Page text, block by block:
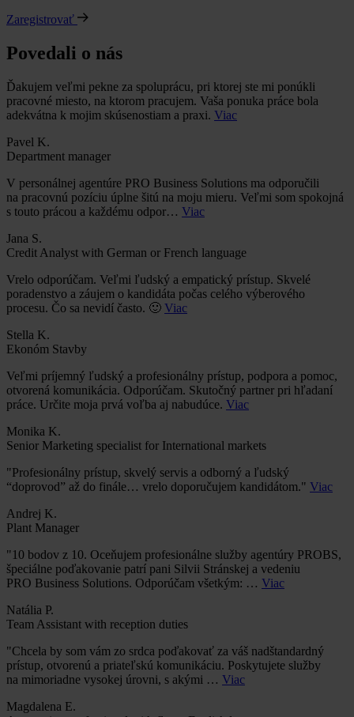
Zaregistrovať
Povedali o nás
Ďakujem veľmi pekne za spoluprácu, pri ktorej ste mi ponúkli
pracovné miesto, na ktorom pracujem. Vaša ponuka práce bola
adekvátna k mojim skúsenostiam a praxi. Viac
Pavel K.
Department manager
V personálnej agentúre PRO Business Solutions ma odporučili
na pracovnú pozíciu úplne šitú na moju mieru. Veľmi som spokojná
s touto prácou a každému odpor… Viac
Jana S.
Credit Analyst with German or French language
Vrelo odporúčam. Veľmi ľudský a empatický prístup. Skvelé
poradenstvo a záujem o kandidáta počas celého výberového
procesu. Čo sa nevidí často. 🙂 Viac
Stella K.
Ekonóm Stavby
Veľmi príjemný ľudský a profesionálny prístup, podpora a pomoc,
otvorená komunikácia. Odporúčam. Skutočný partner pri hľadaní
práce. Určite moja prvá voľba aj nabudúce. Viac
Monika K.
Senior Marketing specialist for International markets
"Profesionálny prístup, skvelý servis a odborný a ľudský
“doprovod” až do finále… vrelo doporučujem kandidátom." Viac
Andrej K.
Plant Manager
"10 bodov z 10. Oceňujem profesionálne služby agentúry PROBS,
špeciálne poďakovanie patrí pani Silvii Stránskej a vedeniu
PRO Business Solutions. Odporúčam všetkým: … Viac
Natália P.
Team Assistant with reception duties
"Chcela by som vám zo srdca poďakovať za váš nadštandardný
prístup, otvorenú a priateľskú komunikáciu. Poskytujete služby
na mimoriadne vysokej úrovni, s akými … Viac
Magdalena E.